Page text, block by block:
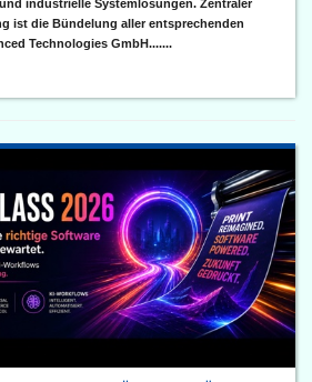
industrielle Systemlösungen. Zentraler
ist die Bündelung aller entsprechenden
Technologies GmbH.......